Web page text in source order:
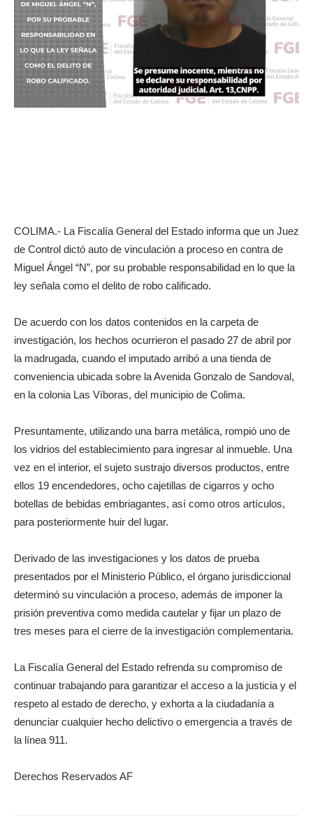
COLIMA.- La Fiscalía General del Estado informa que un Juez
de Control dictó auto de vinculación a proceso en contra de
Miguel Ángel “N”, por su probable responsabilidad en lo que la
ley señala como el delito de robo calificado.
De acuerdo con los datos contenidos en la carpeta de
investigación, los hechos ocurrieron el pasado 27 de abril por
la madrugada, cuando el imputado arribó a una tienda de
conveniencia ubicada sobre la Avenida Gonzalo de Sandoval,
en la colonia Las Víboras, del municipio de Colima.
Presuntamente, utilizando una barra metálica, rompió uno de
los vidrios del establecimiento para ingresar al inmueble. Una
vez en el interior, el sujeto sustrajo diversos productos, entre
ellos 19 encendedores, ocho cajetillas de cigarros y ocho
botellas de bebidas embriagantes, así como otros artículos,
para posteriormente huir del lugar.
Derivado de las investigaciones y los datos de prueba
presentados por el Ministerio Público, el órgano jurisdiccional
determinó su vinculación a proceso, además de imponer la
prisión preventiva como medida cautelar y fijar un plazo de
tres meses para el cierre de la investigación complementaria.
La Fiscalía General del Estado refrenda su compromiso de
continuar trabajando para garantizar el acceso a la justicia y el
respeto al estado de derecho, y exhorta a la ciudadanía a
denunciar cualquier hecho delictivo o emergencia a través de
la línea 911.
Derechos Reservados AF